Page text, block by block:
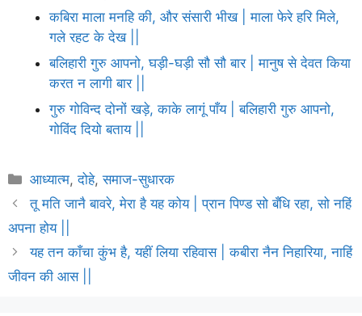
कबिरा माला मनहि की, और संसारी भीख | माला फेरे हरि मिले,
गले रहट के देख ||
बलिहारी गुरु आपनो, घड़ी-घड़ी सौ सौ बार | मानुष से देवत किया
करत न लागी बार ||
गुरु गोविन्द दोनों खड़े, काके लागूं पाँय | बलिहारी गुरु आपनो,
गोविंद दियो बताय ||
Categories
आध्यात्म,दोहे,समाज-सुधारक
तू मति जानै बावरे, मेरा है यह कोय | प्रान पिण्ड सो बँधि रहा, सो नहिं
अपना होय ||
यह तन काँचा कुंभ है, यहीं लिया रहिवास | कबीरा नैन निहारिया, नाहिं
जीवन की आस ||